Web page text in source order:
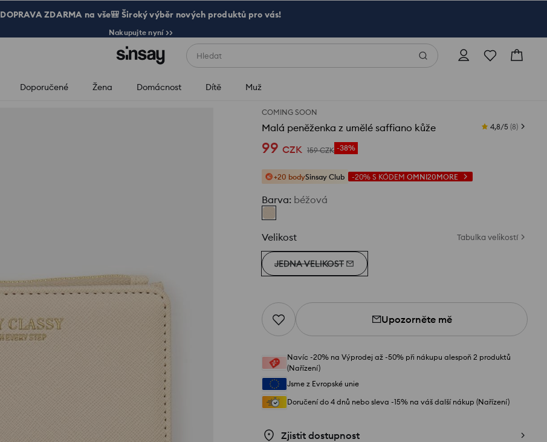
DOPRAVA ZDARMA na vše🎒 Široký výběr nových produktů pro vás!
Nakupujte nyní >>
Hledat
Doporučené Žena Domácnost Dítě Muž
COMING SOON
Malá peněženka z umělé saffiano kůže 4,8/5 (8)
99 CZK 159 CZK -38%
+20 bodySinsay Club -20% S KÓDEM OMNI20MORE
Barva: béžová
Velikost Tabulka velikostí
JEDNA VELIKOST
Upozorněte mě
Navíc -20% na Výprodej až -50% při nákupu alespoň 2 produktů
(Nařízení)
Jsme z Evropské unie
Doručení do 4 dnů nebo sleva -15% na váš další nákup (Nařízení)
Zjistit dostupnost